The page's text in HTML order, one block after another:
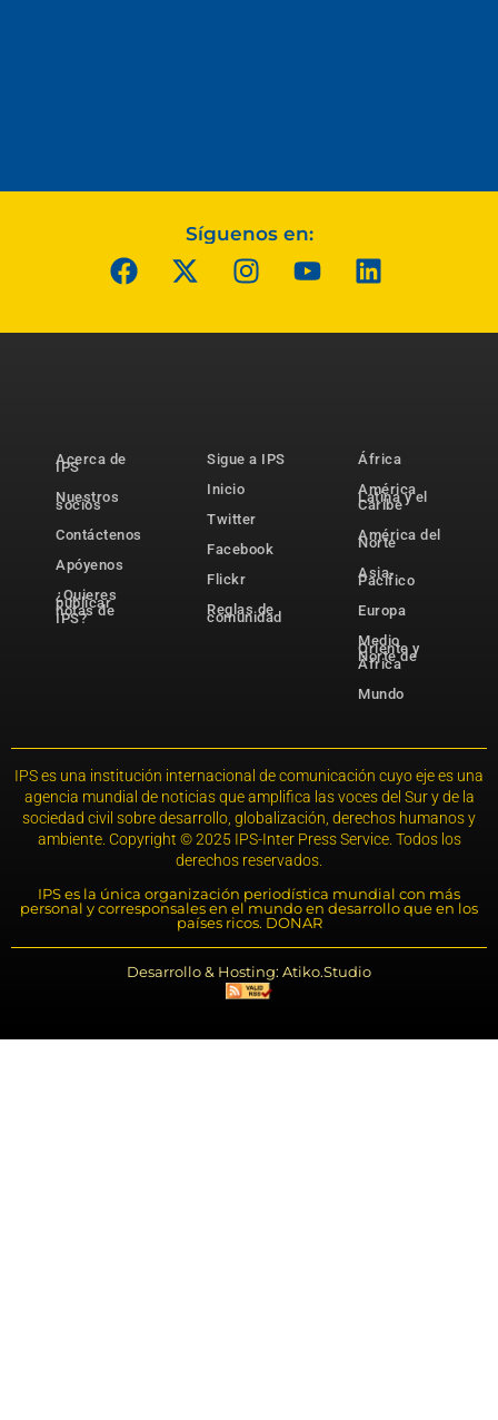
Síguenos en:
Acerca de
IPS
Nuestros
socios
Contáctenos
Apóyenos
¿Quieres
publicar
notas de
IPS?
Sigue a IPS
Inicio
Twitter
Facebook
Flickr
Reglas de
comunidad
África
América
Latina y el
Caribe
América del
Norte
Asia-
Pacífico
Europa
Medio
Oriente y
Norte de
África
Mundo
IPS es una institución internacional de comunicación cuyo eje es una
agencia mundial de noticias que amplifica las voces del Sur y de la
sociedad civil sobre desarrollo, globalización, derechos humanos y
ambiente. Copyright © 2025 IPS-Inter Press Service. Todos los
derechos reservados.
IPS es la única organización periodística mundial con más
personal y corresponsales en el mundo en desarrollo que en los
países ricos. DONAR
Desarrollo & Hosting: Atiko.Studio